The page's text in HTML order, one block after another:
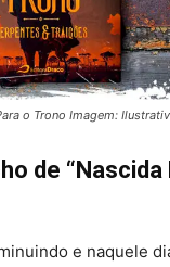
o Trono Imagem:
de “Nascida
e naquele